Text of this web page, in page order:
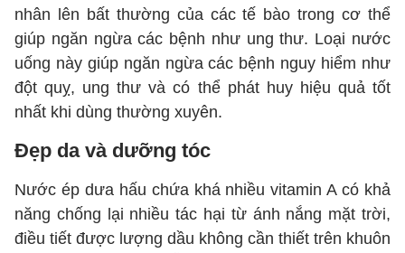
nhân lên bất thường của các tế bào trong cơ thể
giúp ngăn ngừa các bệnh như ung thư. Loại nước
uống này giúp ngăn ngừa các bệnh nguy hiểm như
đột quỵ, ung thư và có thể phát huy hiệu quả tốt
nhất khi dùng thường xuyên.
Đẹp da và dưỡng tóc
Nước ép dưa hấu chứa khá nhiều vitamin A có khả
năng chống lại nhiều tác hại từ ánh nắng mặt trời,
điều tiết được lượng dầu không cần thiết trên khuôn